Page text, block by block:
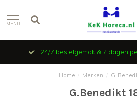
MENU
24/7 bestelgemak & 7 dagen
Home Merken
G.Benedikt